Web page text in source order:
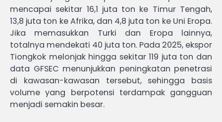
mencapai sekitar 16,1 juta ton ke Timur Tengah,
13,8 juta ton ke Afrika, dan 4,8 juta ton ke Uni Eropa.
Jika memasukkan Turki dan Eropa lainnya,
totalnya mendekati 40 juta ton. Pada 2025, ekspor
Tiongkok melonjak hingga sekitar 119 juta ton dan
data GFSEC menunjukkan peningkatan penetrasi
di kawasan-kawasan tersebut, sehingga basis
volume yang berpotensi terdampak gangguan
menjadi semakin besar.